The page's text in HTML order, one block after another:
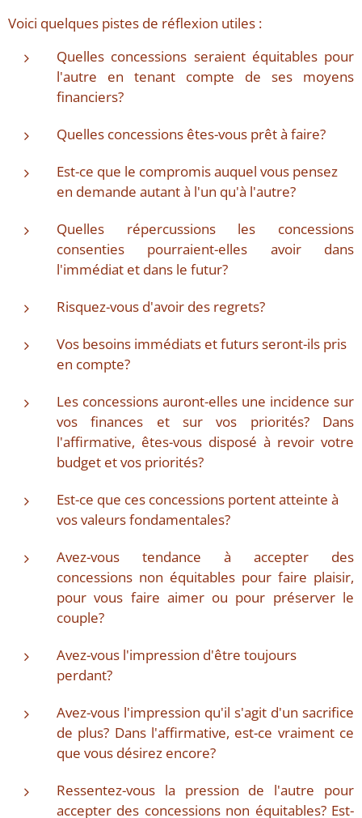
Voici quelques pistes de réflexion utiles :
Quelles concessions seraient équitables pour
l'autre en tenant compte de ses moyens
financiers?
Quelles concessions êtes-vous prêt à faire?
Est-ce que le compromis auquel vous pensez
en demande autant à l'un qu'à l'autre?
Quelles répercussions les concessions
consenties pourraient-elles avoir dans
l'immédiat et dans le futur?
Risquez-vous d'avoir des regrets?
Vos besoins immédiats et futurs seront-ils pris
en compte?
Les concessions auront-elles une incidence sur
vos finances et sur vos priorités? Dans
l'affirmative, êtes-vous disposé à revoir votre
budget et vos priorités?
Est-ce que ces concessions portent atteinte à
vos valeurs fondamentales?
Avez-vous tendance à accepter des
concessions non équitables pour faire plaisir,
pour vous faire aimer ou pour préserver le
couple?
Avez-vous l'impression d'être toujours
perdant?
Avez-vous l'impression qu'il s'agit d'un sacrifice
de plus? Dans l'affirmative, est-ce vraiment ce
que vous désirez encore?
Ressentez-vous la pression de l'autre pour
accepter des concessions non équitables? Est-